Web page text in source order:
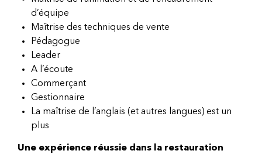
d’équipe
Maîtrise des techniques de vente
Pédagogue
Leader
A l’écoute
Commerçant
Gestionnaire
La maîtrise de l’anglais (et autres langues) est un
plus
Une expérience réussie dans la restauration